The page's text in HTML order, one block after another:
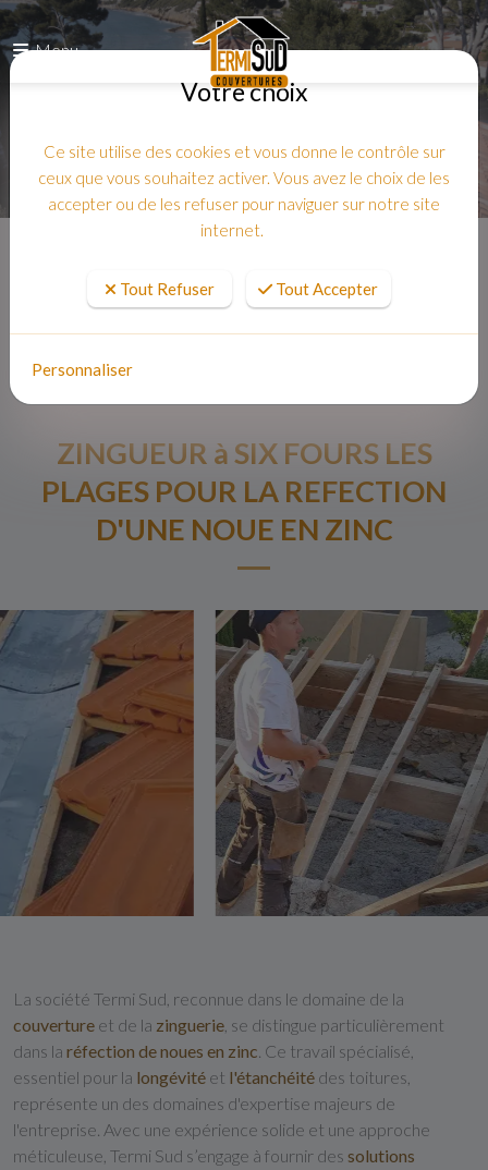
Menu
ZINGUEUR à SIX FOURS LES
PLAGES POUR LA REFECTION
D'UNE NOUE EN ZINC
La société Termi Sud, reconnue dans le domaine de la
couverture et de la zinguerie , se distingue particulièrement
dans la réfection de noues en zinc . Ce travail spécialisé,
essentiel pour la longévité et l'étanchéité des toitures,
représente un des domaines d'expertise majeurs de
l'entreprise. Avec une expérience solide et une approche
méticuleuse, Termi Sud s’engage à fournir des solutions
Votre choix
Ce site utilise des cookies et vous donne le contrôle sur
ceux que vous souhaitez activer. Vous avez le choix de les
accepter ou de les refuser pour naviguer sur notre site
internet.
Tout Refuser Tout Accepter
Personnaliser